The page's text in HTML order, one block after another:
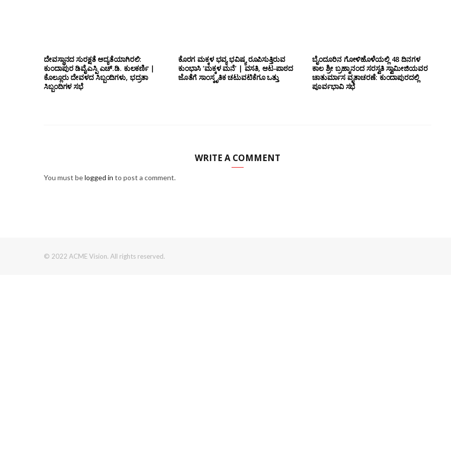
ದೇವಸ್ಥಾನದ ಸುರಕ್ಷತೆ ಆದ್ಯತೆಯಾಗಿರಲಿ:
ಕುಂದಾಪುರ ಡಿವೈಎಸ್ಪಿ ಎಚ್.ಡಿ. ಕುಲಕರ್ಣಿ |
ಕೊಲ್ಲೂರು ದೇವಳದ ಸಿಬ್ಬಂದಿಗಳು, ಭದ್ರತಾ
ಸಿಬ್ಬಂದಿಗಳ ಸಭೆ
ಕೊರಗ ಮಕ್ಕಳ ಭವ್ಯ ಭವಿಷ್ಯ ರೂಪಿಸುತ್ತಿರುವ
ಕುಂಭಾಸಿ ‘ಮಕ್ಕಳ ಮನೆ’ | ವಸತಿ, ಆಟ-ಪಾಠದ
ಜೊತೆಗೆ ಸಾಂಸ್ಕೃತಿಕ ಚಟುವಟಿಕೆಗೂ ಒತ್ತು
ಬೈಂದೂರಿನ ಗೋಳಿಹೊಳೆಯಲ್ಲಿ 48 ದಿನಗಳ
ಕಾಲ ಶ್ರೀ ಬ್ರಹ್ಮಾನಂದ ಸರಸ್ವತಿ ಸ್ವಾಮೀಜಿಯವರ
ಚಾತುರ್ಮಾಸ ವೃತಾಚರಣೆ: ಕುಂದಾಪುರದಲ್ಲಿ
ಪೂರ್ವಭಾವಿ ಸಭೆ
WRITE A COMMENT
You must belogged in to post a comment.
© 2022 ACME Vision. All rights reserved.